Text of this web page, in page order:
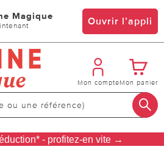
Magique Ouvrir l’appli
Mon compteMon panier
- profitez-en vite →